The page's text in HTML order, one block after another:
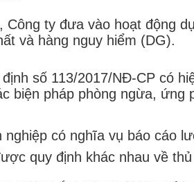
Công ty đưa vào hoạt động
và hàng nguy hiểm (DG).
số 113/2017/NĐ-CP có
biện pháp phòng ngừa, ứng
nghiệp có nghĩa vụ báo cáo
quy định khác nhau về